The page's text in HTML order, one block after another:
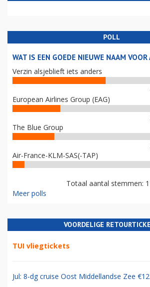
POLL
WAT IS EEN GOEDE NIEUWE NAAM
Verzin alsjeblieft iets anders
European Airlines Group (EAG)
The Blue Group
Air-France-KLM-SAS(-TAP)
Totaal aantal stemmen:
Meer polls
VOORDELIGE
TUI vliegtickets
Jul: 8-dg cruise Oost Middellandse Zee